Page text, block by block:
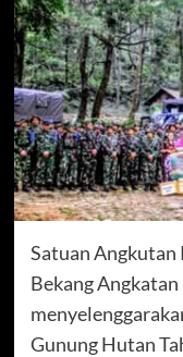
Satuan Angkutan
Bekang
Gunung Hutan